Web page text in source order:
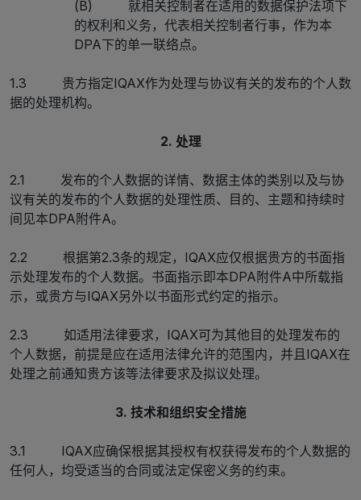
(B) 就相关控制者在适用的数据保护法项下
的权利和义务，代表相关控制者行事，作为本
DPA下的单一联络点。
1.3 贵方指定IQAX作为处理与协议有关的发布的个人数
据的处理机构。
2. 处理
2.1 发布的个人数据的详情、数据主体的类别以及与协
议有关的发布的个人数据的处理性质、目的、主题和持续时
间见本DPA附件A。
2.2 根据第2.3条的规定，IQAX应仅根据贵方的书面指
示处理发布的个人数据。书面指示即本DPA附件A中所载指
示，或贵方与IQAX另外以书面形式约定的指示。
2.3 如适用法律要求，IQAX可为其他目的处理发布的
个人数据，前提是应在适用法律允许的范围内，并且IQAX在
处理之前通知贵方该等法律要求及拟议处理。
3. 技术和组织安全措施
3.1 IQAX应确保根据其授权有权获得发布的个人数据的
任何人，均受适当的合同或法定保密义务的约束。